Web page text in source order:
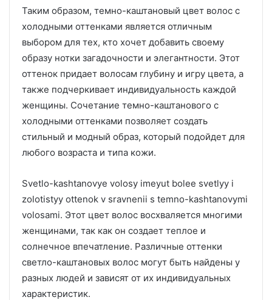
Таким образом, темно-каштановый цвет волос с
холодными оттенками является отличным
выбором для тех, кто хочет добавить своему
образу нотки загадочности и элегантности. Этот
оттенок придает волосам глубину и игру цвета, а
также подчеркивает индивидуальность каждой
женщины. Сочетание темно-каштанового с
холодными оттенками позволяет создать
стильный и модный образ, который подойдет для
любого возраста и типа кожи.
Svetlo-kashtanovye volosy imeyut bolee svetlyy i
zolotistyy ottenok v sravnenii s temno-kashtanovymi
volosami. Этот цвет волос восхваляется многими
женщинами, так как он создает теплое и
солнечное впечатление. Различные оттенки
светло-каштановых волос могут быть найдены у
разных людей и зависят от их индивидуальных
характеристик.